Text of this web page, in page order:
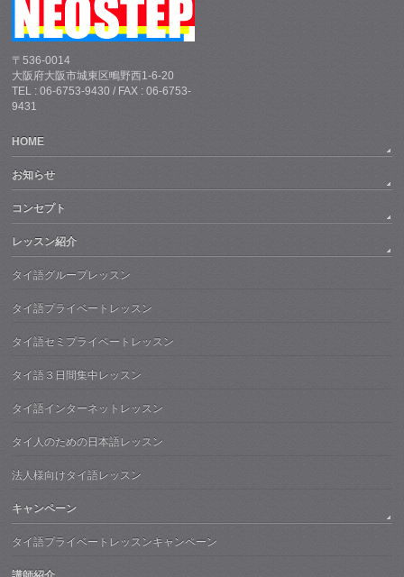
〒536-0014
大阪府大阪市城東区鴫野西1-6-20
TEL : 06-6753-9430 / FAX : 06-6753-
9431
HOME
お知らせ
コンセプト
レッスン紹介
タイ語グループレッスン
タイ語プライベートレッスン
タイ語セミプライベートレッスン
タイ語３日間集中レッスン
タイ語インターネットレッスン
タイ人のための日本語レッスン
法人様向けタイ語レッスン
キャンペーン
タイ語プライベートレッスンキャンペーン